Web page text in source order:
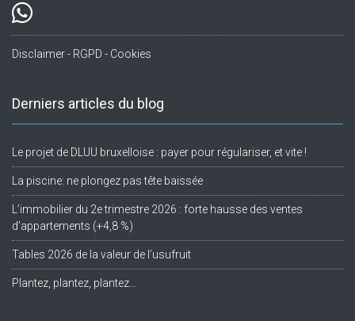
Disclaimer - RGPD - Cookies
Derniers articles du blog
Le projet de DLUU bruxelloise : payer pour régulariser, et vite !
La piscine: ne plongez pas tête baissée
L’immobilier du 2e trimestre 2026 : forte hausse des ventes
d’appartements (+4,8 %)
Tables 2026 de la valeur de l’usufruit
Plantez, plantez, plantez…